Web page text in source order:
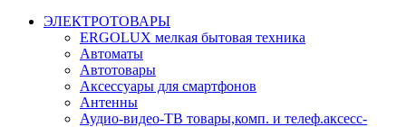
ЭЛЕКТРОТОВАРЫ
ERGOLUX мелкая бытовая техника
Автоматы
Автотовары
Аксессуары для смартфонов
Антенны
Аудио-видео-ТВ товары,комп. и телеф.аксесс-